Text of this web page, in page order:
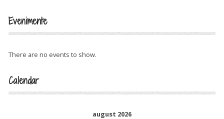
Evenimente
There are no events to show.
Calendar
august 2026